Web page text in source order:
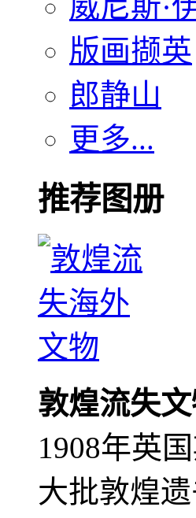
版画撷英
郎静山
更多...
推荐图册
敦煌流失
1908年英
大批敦煌